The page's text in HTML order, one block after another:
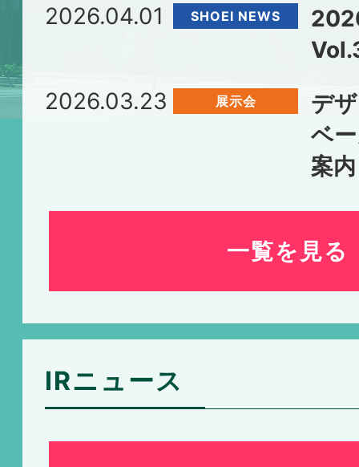
2026.04.01 SHOEI NEWS
2026.03.23
展示会
デ
ベ
案内
一覧を見る
IRニュース